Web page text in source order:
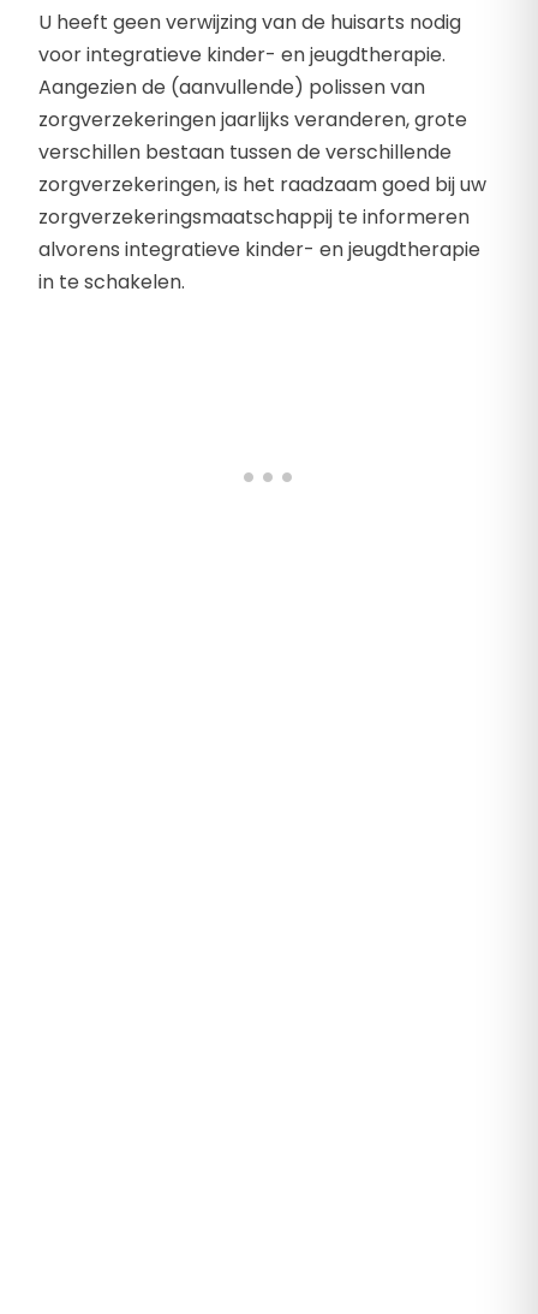
U heeft geen verwijzing van de huisarts nodig
voor integratieve kinder- en jeugdtherapie.
Aangezien de (aanvullende) polissen van
zorgverzekeringen jaarlijks veranderen, grote
verschillen bestaan tussen de verschillende
zorgverzekeringen, is het raadzaam goed bij uw
zorgverzekeringsmaatschappij te informeren
alvorens integratieve kinder- en jeugdtherapie
in te schakelen.